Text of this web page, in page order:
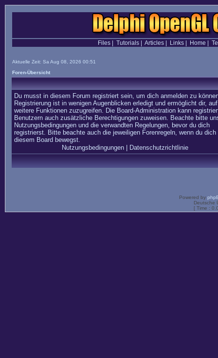
Files| Tutorials| Articles| Links| Home
Aktuelle Zeit: Sa Aug 08, 2026 00:51
Foren-Übersicht
Du musst in diesem Forum registriert sein, um dich anmelden zu
Registrierung ist in wenigen Augenblicken erledigt und ermöglicht dir, auf
weitere Funktionen zuzugreifen. Die Board-Administration kann
Benutzern auch zusätzliche Berechtigungen zuweisen. Beachte bitte
Nutzungsbedingungen und die verwandten Regelungen, bevor du dich
registrierst. Bitte beachte auch die jeweiligen Forenregeln, wenn du dich
diesem Board bewegst.
Nutzungsbedingungen| Datenschutzrichtlinie
Powered by
Deutsche
[ Time :